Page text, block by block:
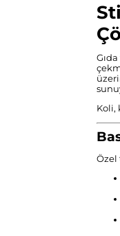
Koli,
Özel